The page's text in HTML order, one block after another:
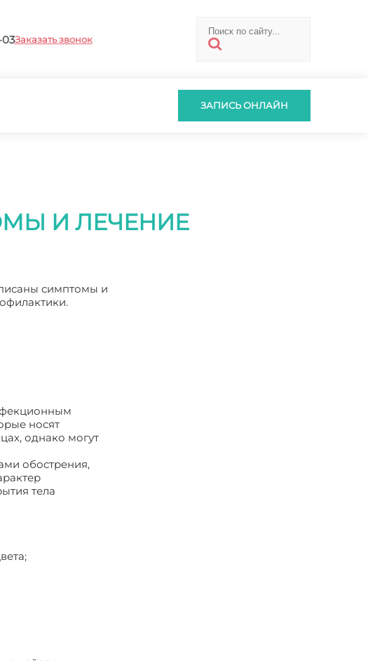
Заказать звонок
ЗАПИСЬ ОНЛАЙН
И ЛЕЧЕНИЕ
симптомы и
носят
однако могут
обострения,
тела